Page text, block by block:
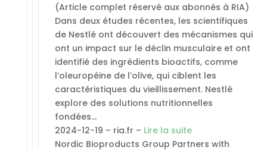
(Article complet réservé aux abonnés à RIA)
Dans deux études récentes, les scientifiques
de Nestlé ont découvert des mécanismes qui
ont un impact sur le déclin musculaire et ont
identifié des ingrédients bioactifs, comme
l’oleuropéine de l’olive, qui ciblent les
caractéristiques du vieillissement. Nestlé
explore des solutions nutritionnelles
fondées…
2024-12-19 – ria.fr – Lire la suite
Nordic Bioproducts Group Partners with